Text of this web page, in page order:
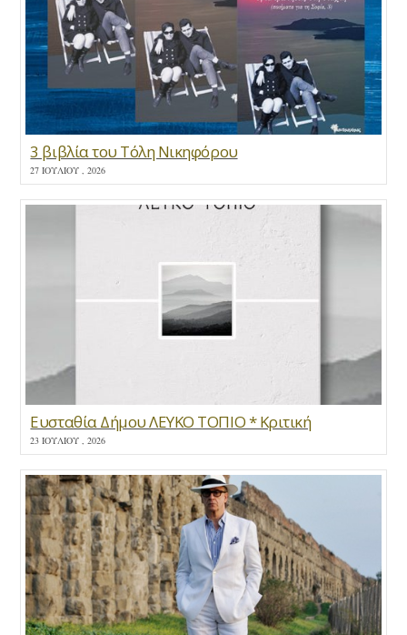
3 βιβλία του Τόλη Νικηφόρου
27 ΙΟΥΛΊΟΥ , 2026
Ευσταθία Δήμου ΛΕΥΚΟ ΤΟΠΙΟ * Κριτική
23 ΙΟΥΛΊΟΥ , 2026